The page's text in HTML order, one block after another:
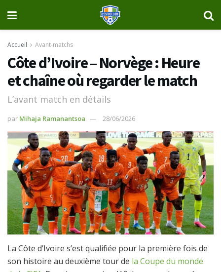
Accueil Avant-matchs
Côte d’Ivoire – Norvège : Heure
et chaîne où regarder le match
L’avant match en détails
par Mihaja Ramanantsoa 28/06/2026
La Côte d’Ivoire s’est qualifiée pour la première fois de
son histoire au deuxième tour de la Coupe du monde